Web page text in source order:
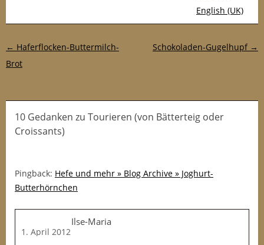
English (UK)
Post-Navigation
← Haferflocken-Buttermilch-
Brot
Schokoladen-Gugelhupf →
10 Gedanken zu Tourieren (von Bätterteig oder
Croissants)
Pingback: Hefe und mehr » Blog Archive » Joghurt-
Butterhörnchen
Ilse-Maria
1. April 2012